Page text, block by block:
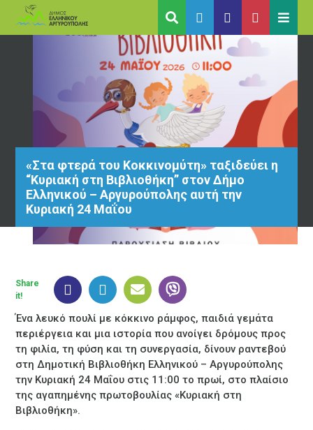
«Στα φτερά του Κοκκινομύτη» ταξιδεύει η
“Κυριακή στη Βιβλιοθήκη” στον Δήμο
Ελληνικού – Αργυρούπολης αυτή την
Κυριακή 24 Μαΐου
Ένα λευκό πουλί με κόκκινο ράμφος, παιδιά γεμάτα
περιέργεια και μια ιστορία που ανοίγει δρόμους προς
τη φιλία, τη φύση και τη συνεργασία, δίνουν ραντεβού
στη Δημοτική Βιβλιοθήκη Ελληνικού – Αργυρούπολης
την Κυριακή 24 Μαΐου στις 11:00 το πρωί, στο πλαίσιο
της αγαπημένης πρωτοβουλίας «Κυριακή στη
Βιβλιοθήκη».
Share
it!